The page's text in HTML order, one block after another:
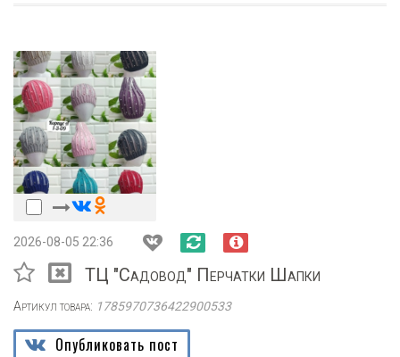
2026-08-05 22:36
ТЦ "Садовод" Перчатки Шапки
Артикул товара: 1785970736422900533
Опубликовать пост